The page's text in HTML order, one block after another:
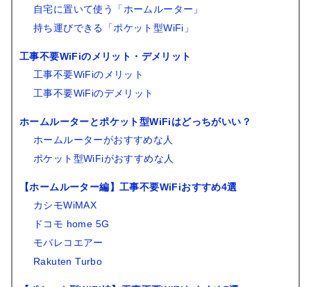
自宅に置いて使う「ホームルーター」
持ち運びできる「ポケット型WiFi」
工事不要WiFiのメリット・デメリット
工事不要WiFiのメリット
工事不要WiFiのデメリット
ホームルーターとポケット型WiFiはどっちがいい？
ホームルーターがおすすめな人
ポケット型WiFiがおすすめな人
【ホームルーター編】工事不要WiFiおすすめ4選
カシモWiMAX
ドコモ home 5G
モバレコエアー
Rakuten Turbo